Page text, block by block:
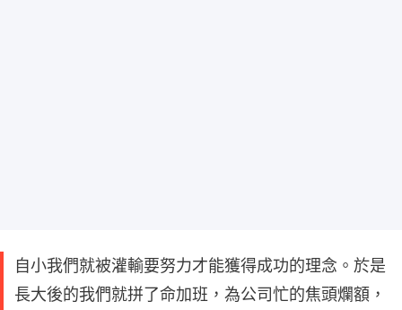
自小我們就被灌輸要努力才能獲得成功的理念。於是
長大後的我們就拼了命加班，為公司忙的焦頭爛額，